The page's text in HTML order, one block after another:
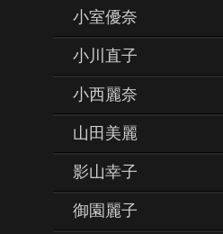
小室優奈
小川直子
小西麗奈
山田美麗
影山幸子
御園麗子